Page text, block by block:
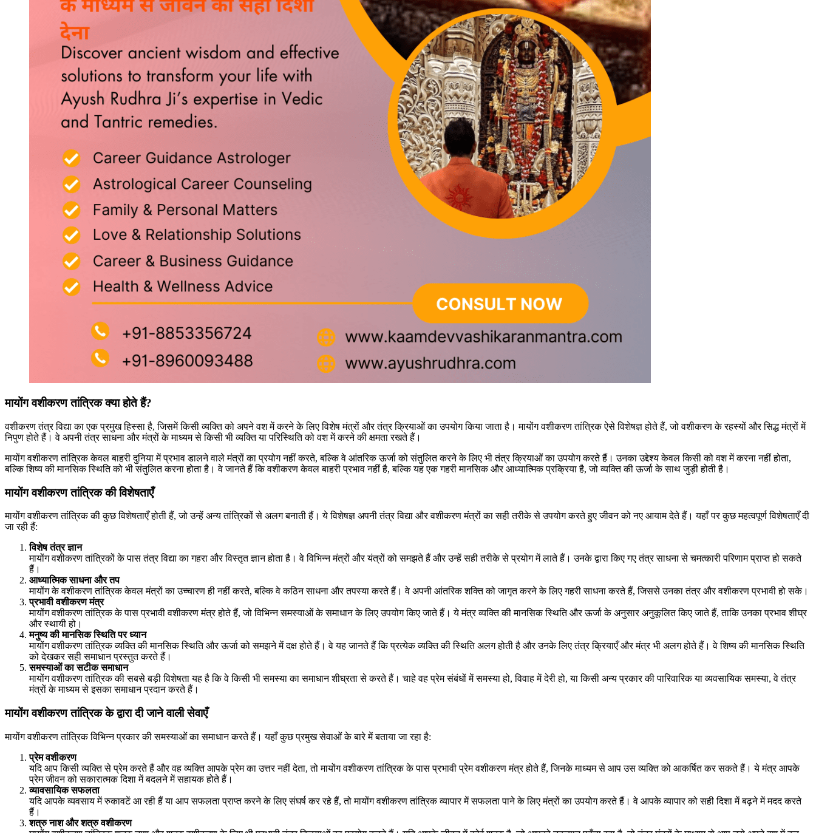
मायोंग वशीकरण तांत्रिक क्या होते हैं?
वशीकरण तंत्र विद्या का एक प्रमुख हिस्सा है, जिसमें किसी व्यक्ति को अपने वश में करने के लिए विशेष मंत्रों और तंत्र क्रियाओं का उपयोग किया जाता है। मायोंग वशीकरण तांत्रिक ऐसे विशेषज्ञ होते हैं, जो वशीकरण के रहस्यों और सिद्ध मंत्रों में
निपुण होते हैं। वे अपनी तंत्र साधना और मंत्रों के माध्यम से किसी भी व्यक्ति या परिस्थिति को वश में करने की क्षमता रखते हैं।
मायोंग वशीकरण तांत्रिक केवल बाहरी दुनिया में प्रभाव डालने वाले मंत्रों का प्रयोग नहीं करते, बल्कि वे आंतरिक ऊर्जा को संतुलित करने के लिए भी तंत्र क्रियाओं का उपयोग करते हैं। उनका उद्देश्य केवल किसी को वश में करना नहीं होता,
बल्कि शिष्य की मानसिक स्थिति को भी संतुलित करना होता है। वे जानते हैं कि वशीकरण केवल बाहरी प्रभाव नहीं है, बल्कि यह एक गहरी मानसिक और आध्यात्मिक प्रक्रिया है, जो व्यक्ति की ऊर्जा के साथ जुड़ी होती है।
मायोंग वशीकरण तांत्रिक की विशेषताएँ
मायोंग वशीकरण तांत्रिक की कुछ विशेषताएँ होती हैं, जो उन्हें अन्य तांत्रिकों से अलग बनाती हैं। ये विशेषज्ञ अपनी तंत्र विद्या और वशीकरण मंत्रों का सही तरीके से उपयोग करते हुए जीवन को नए आयाम देते हैं। यहाँ पर कुछ महत्वपूर्ण विशेषताएँ दी
जा रही हैं:
विशेष तंत्र ज्ञान
मायोंग वशीकरण तांत्रिकों के पास तंत्र विद्या का गहरा और विस्तृत ज्ञान होता है। वे विभिन्न मंत्रों और यंत्रों को समझते हैं और उन्हें सही तरीके से प्रयोग में लाते हैं। उनके द्वारा किए गए तंत्र साधना से चमत्कारी परिणाम प्राप्त हो सकते
हैं।
आध्यात्मिक साधना और तप
मायोंग के वशीकरण तांत्रिक केवल मंत्रों का उच्चारण ही नहीं करते, बल्कि वे कठिन साधना और तपस्या करते हैं। वे अपनी आंतरिक शक्ति को जागृत करने के लिए गहरी साधना करते हैं, जिससे उनका तंत्र और वशीकरण प्रभावी हो सके।
प्रभावी वशीकरण मंत्र
मायोंग वशीकरण तांत्रिक के पास प्रभावी वशीकरण मंत्र होते हैं, जो विभिन्न समस्याओं के समाधान के लिए उपयोग किए जाते हैं। ये मंत्र व्यक्ति की मानसिक स्थिति और ऊर्जा के अनुसार अनुकूलित किए जाते हैं, ताकि उनका प्रभाव शीघ्र
और स्थायी हो।
मनुष्य की मानसिक स्थिति पर ध्यान
मायोंग वशीकरण तांत्रिक व्यक्ति की मानसिक स्थिति और ऊर्जा को समझने में दक्ष होते हैं। वे यह जानते हैं कि प्रत्येक व्यक्ति की स्थिति अलग होती है और उनके लिए तंत्र क्रियाएँ और मंत्र भी अलग होते हैं। वे शिष्य की मानसिक स्थिति
को देखकर सही समाधान प्रस्तुत करते हैं।
समस्याओं का सटीक समाधान
मायोंग वशीकरण तांत्रिक की सबसे बड़ी विशेषता यह है कि वे किसी भी समस्या का समाधान शीघ्रता से करते हैं। चाहे वह प्रेम संबंधों में समस्या हो, विवाह में देरी हो, या किसी अन्य प्रकार की पारिवारिक या व्यवसायिक समस्या, वे तंत्र
मंत्रों के माध्यम से इसका समाधान प्रदान करते हैं।
मायोंग वशीकरण तांत्रिक के द्वारा दी जाने वाली सेवाएँ
मायोंग वशीकरण तांत्रिक विभिन्न प्रकार की समस्याओं का समाधान करते हैं। यहाँ कुछ प्रमुख सेवाओं के बारे में बताया जा रहा है:
प्रेम वशीकरण
यदि आप किसी व्यक्ति से प्रेम करते हैं और वह व्यक्ति आपके प्रेम का उत्तर नहीं देता, तो मायोंग वशीकरण तांत्रिक के पास प्रभावी प्रेम वशीकरण मंत्र होते हैं, जिनके माध्यम से आप उस व्यक्ति को आकर्षित कर सकते हैं। ये मंत्र आपके
प्रेम जीवन को सकारात्मक दिशा में बदलने में सहायक होते हैं।
व्यावसायिक सफलता
यदि आपके व्यवसाय में रुकावटें आ रही हैं या आप सफलता प्राप्त करने के लिए संघर्ष कर रहे हैं, तो मायोंग वशीकरण तांत्रिक व्यापार में सफलता पाने के लिए मंत्रों का उपयोग करते हैं। वे आपके व्यापार को सही दिशा में बढ़ने में मदद करते
हैं।
शत्रु नाश और शत्रु वशीकरण